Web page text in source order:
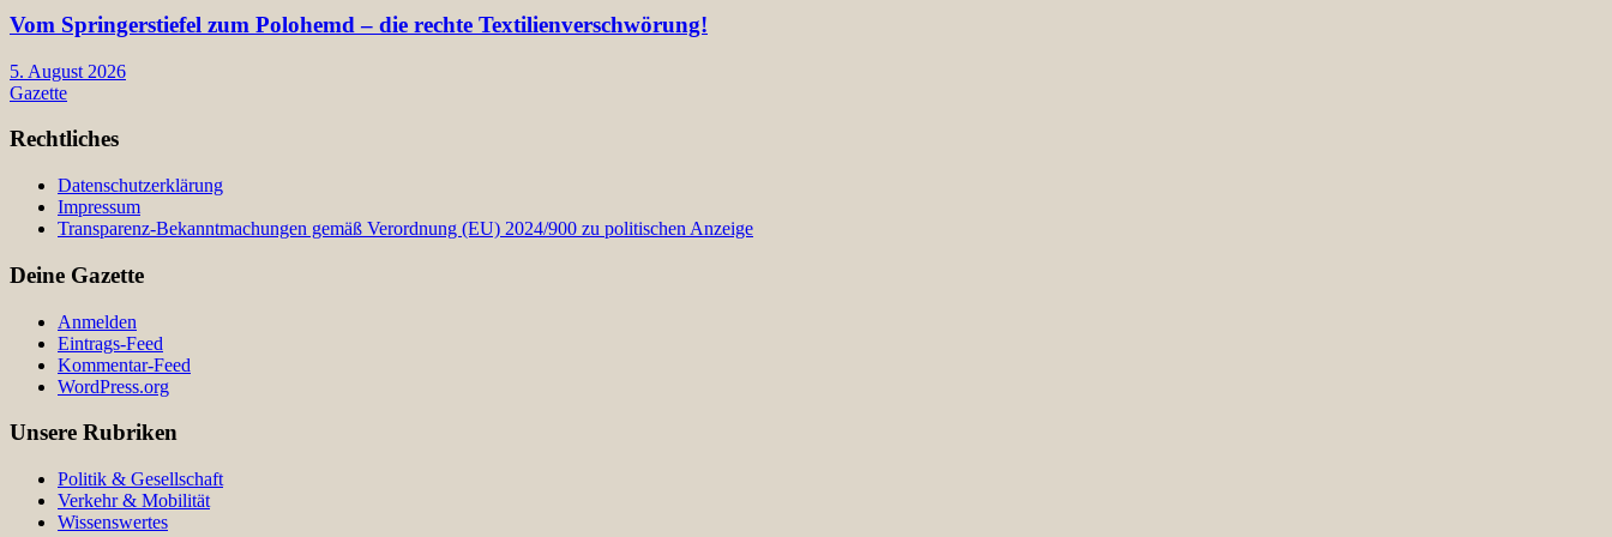
Vom Springerstiefel zum Polohemd – die rechte Textilienverschwörung!
5. August 2026
Gazette
Rechtliches
Datenschutzerklärung
Impressum
Transparenz-Bekanntmachungen gemäß Verordnung (EU) 2024/900 zu politischen Anzeige
Deine Gazette
Anmelden
Eintrags-Feed
Kommentar-Feed
WordPress.org
Unsere Rubriken
Politik & Gesellschaft
Verkehr & Mobilität
Wissenswertes